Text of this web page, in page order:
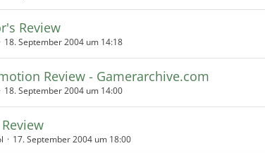
Review
18. September 2004 um 14:18
Review - Gamerarchive.com
18. September 2004 um 14:00
17. September 2004 um 18:00